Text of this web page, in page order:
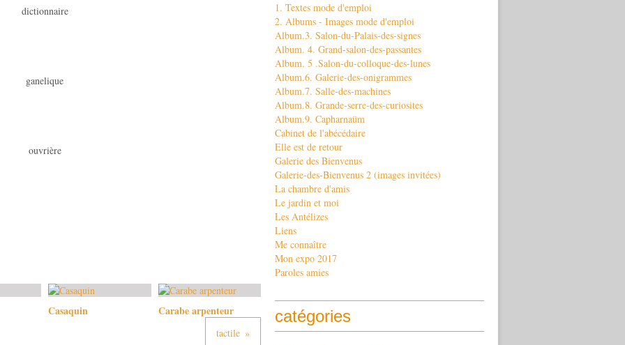
dictionnaire
ganelique
ouvrière
Casaquin Carabe arpenteur
tactile
1. Textes mode d'emploi
2. Albums - Images mode d'emploi
Album.3. Salon-du-Palais-des-signes
Album. 4. Grand-salon-des-passantes
Album. 5 .Salon-du-colloque-des-lunes
Album.6. Galerie-des-onigrammes
Album.7. Salle-des-machines
Album.8. Grande-serre-des-curiosites
Album.9. Capharnaüm
Cabinet de l'abécédaire
Elle est de retour
Galerie des Bienvenus
Galerie-des-Bienvenus 2 (images invitées)
La chambre d'amis
Le jardin et moi
Les Antélizes
Liens
Me connaître
Mon expo 2017
Paroles amies
catégories